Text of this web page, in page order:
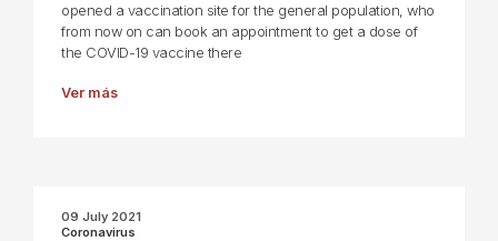
opened a vaccination site for the general population, who
from now on can book an appointment to get a dose of
the COVID-19 vaccine there
Ver más
09 July 2021
Coronavirus